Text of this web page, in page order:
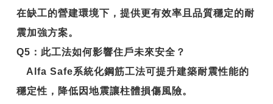
在缺工的營建環境下，提供更有效率且品質穩定的耐
震加強方案。
Q5 ：此工法如何影響住戶未來安全？
Alfa Safe系統化鋼筋工法可提升建築耐震性能的
穩定性，降低因地震讓柱體損傷風險。